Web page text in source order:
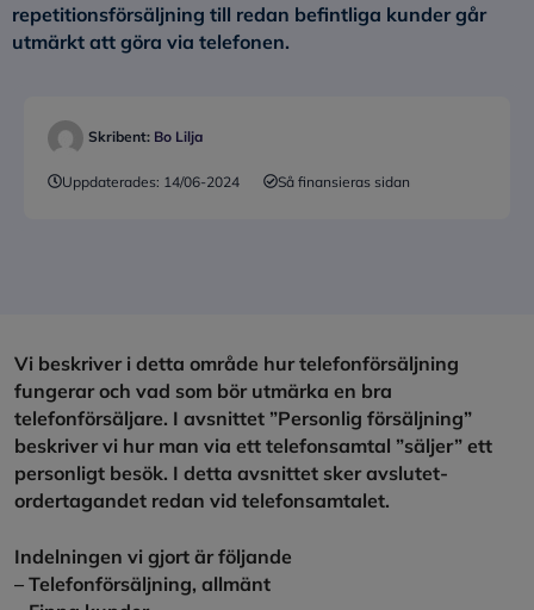
repetitionsförsäljning till redan befintliga kunder går
utmärkt att göra via telefonen.
Skribent: Bo Lilja
Uppdaterades: 14/06-2024 Så finansieras sidan
Vi beskriver i detta område hur telefonförsäljning
fungerar och vad som bör utmärka en bra
telefonförsäljare. I avsnittet ”Personlig försäljning”
beskriver vi hur man via ett telefonsamtal ”säljer” ett
personligt besök. I detta avsnittet sker avslutet-
ordertagandet redan vid telefonsamtalet.
Indelningen vi gjort är följande
– Telefonförsäljning, allmänt